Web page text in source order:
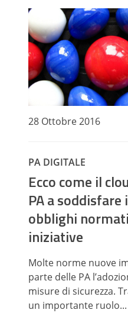
28 Ottobre 2016
PA DIGITALE
Ecco come il
PA a soddisfare
obblighi
iniziative
Molte norme nuove
parte delle PA
misure di sicurezza.
un importante ruolo...